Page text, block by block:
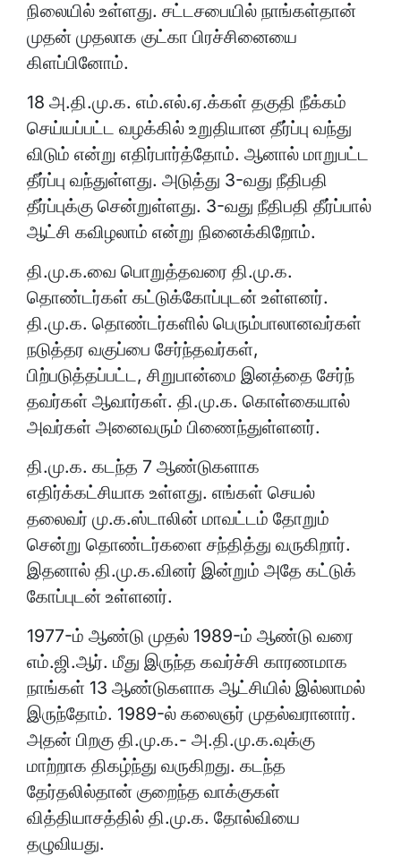
நிலையில் உள்ளது. சட்டசபையில் நாங்கள்தான்
முதன் முதலாக குட்கா பிரச்சினையை
கிளப்பினோம்.
18 அ.தி.மு.க. எம்.எல்.ஏ.க்கள் தகுதி நீக்கம்
செய்யப்பட்ட வழக்கில் உறுதியான தீர்ப்பு வந்து
விடும் என்று எதிர்பார்த்தோம். ஆனால் மாறுபட்ட
தீர்ப்பு வந்துள்ளது. அடுத்து 3-வது நீதிபதி
தீர்ப்புக்கு சென்றுள்ளது. 3-வது நீதிபதி தீர்ப்பால்
ஆட்சி கவிழலாம் என்று நினைக்கிறோம்.
தி.மு.க.வை பொறுத்தவரை தி.மு.க.
தொண்டர்கள் கட்டுக்கோப்புடன் உள்ளனர்.
தி.மு.க. தொண்டர்களில் பெரும்பாலானவர்கள்
நடுத்தர வகுப்பை சேர்ந்தவர்கள்,
பிற்படுத்தப்பட்ட, சிறுபான்மை இனத்தை சேர்ந்
தவர்கள் ஆவார்கள். தி.மு.க. கொள்கையால்
அவர்கள் அனைவரும் பிணைந்துள்ளனர்.
தி.மு.க. கடந்த 7 ஆண்டுகளாக
எதிர்க்கட்சியாக உள்ளது. எங்கள் செயல்
தலைவர் மு.க.ஸ்டாலின் மாவட்டம் தோறும்
சென்று தொண்டர்களை சந்தித்து வருகிறார்.
இதனால் தி.மு.க.வினர் இன்றும் அதே கட்டுக்
கோப்புடன் உள்ளனர்.
1977-ம் ஆண்டு முதல் 1989-ம் ஆண்டு வரை
எம்.ஜி.ஆர். மீது இருந்த கவர்ச்சி காரணமாக
நாங்கள் 13 ஆண்டுகளாக ஆட்சியில் இல்லாமல்
இருந்தோம். 1989-ல் கலைஞர் முதல்வரானார்.
அதன் பிறகு தி.மு.க.- அ.தி.மு.க.வுக்கு
மாற்றாக திகழ்ந்து வருகிறது. கடந்த
தேர்தலில்தான் குறைந்த வாக்குகள்
வித்தியாசத்தில் தி.மு.க. தோல்வியை
தழுவியது.